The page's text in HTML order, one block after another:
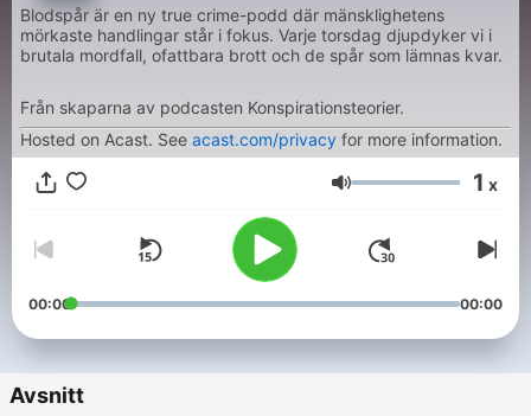
Blodspår är en ny true crime-podd där mänsklighetens
mörkaste handlingar står i fokus. Varje torsdag djupdyker vi i
brutala mordfall, ofattbara brott och de spår som lämnas kvar.
Från skaparna av podcasten Konspirationsteorier.
Hosted on Acast. See acast.com/privacy for more information.
Volym 1 x
00:00 00:00
Avsnitt